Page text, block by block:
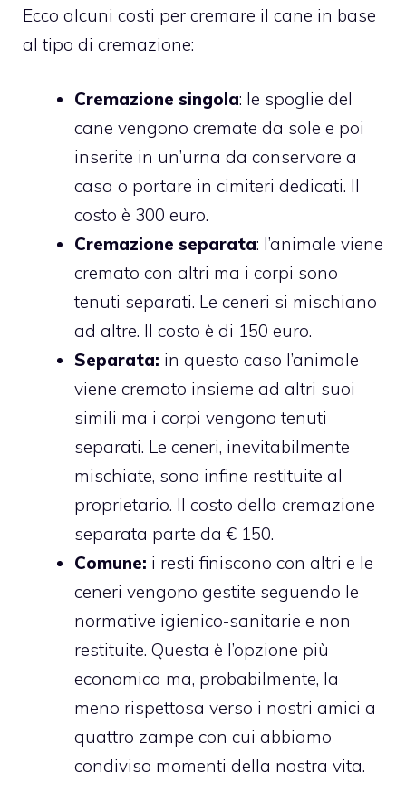
Ecco alcuni costi per cremare il cane in base
al tipo di cremazione:
Cremazione singola: le spoglie del
cane vengono cremate da sole e poi
inserite in un’urna da conservare a
casa o portare in cimiteri dedicati. Il
costo è 300 euro.
Cremazione separata: l’animale viene
cremato con altri ma i corpi sono
tenuti separati. Le ceneri si mischiano
ad altre. Il costo è di 150 euro.
Separata: in questo caso l’animale
viene cremato insieme ad altri suoi
simili ma i corpi vengono tenuti
separati. Le ceneri, inevitabilmente
mischiate, sono infine restituite al
proprietario. Il costo della cremazione
separata parte da € 150.
Comune: i resti finiscono con altri e le
ceneri vengono gestite seguendo le
normative igienico-sanitarie e non
restituite. Questa è l’opzione più
economica ma, probabilmente, la
meno rispettosa verso i nostri amici a
quattro zampe con cui abbiamo
condiviso momenti della nostra vita.